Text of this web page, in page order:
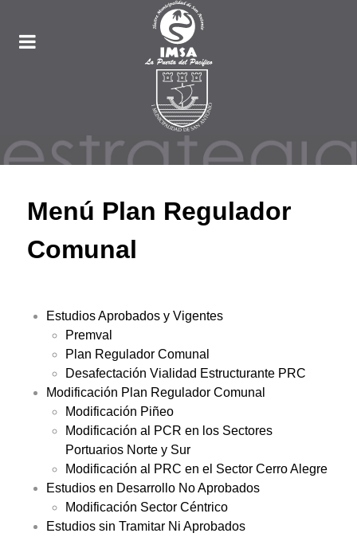
Menú Plan Regulador
Comunal
Estudios Aprobados y Vigentes
Premval
Plan Regulador Comunal
Desafectación Vialidad Estructurante PRC
Modificación Plan Regulador Comunal
Modificación Piñeo
Modificación al PCR en los Sectores
Portuarios Norte y Sur
Modificación al PRC en el Sector Cerro Alegre
Estudios en Desarrollo No Aprobados
Modificación Sector Céntrico
Estudios sin Tramitar Ni Aprobados